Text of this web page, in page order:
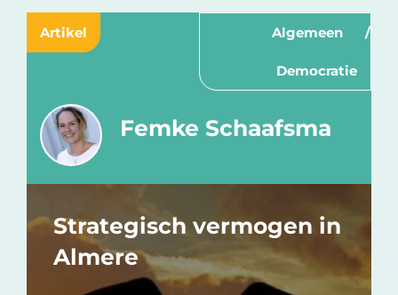
Artikel Algemeen
Democratie
Femke Schaafsma
Strategisch vermogen in
Almere